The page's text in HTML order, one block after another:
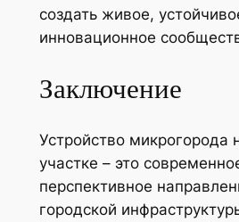
создать живое,
инновационное
Заключение
Устройство микрогорода
участке – это
перспективное
городской